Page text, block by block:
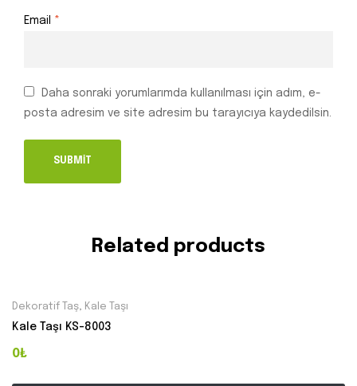
Email *
Daha sonraki yorumlarımda kullanılması için adım, e-
posta adresim ve site adresim bu tarayıcıya kaydedilsin.
Related products
Dekoratif Taş Kale Taşı
Kale Taşı KS-8003
0₺